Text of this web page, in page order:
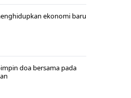
ekonomi baru
doa bersama pada